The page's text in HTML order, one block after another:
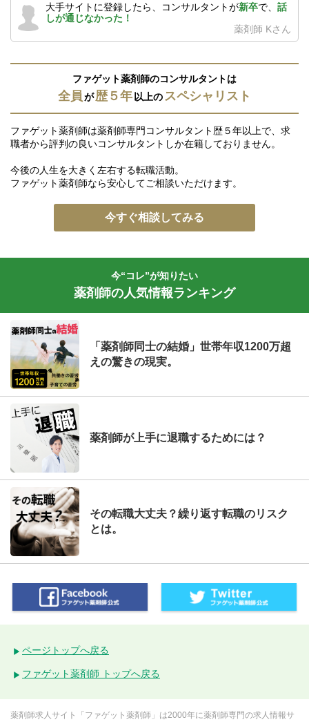
大手サイトに登録したら、コンサルタントが新卒で、 話
しが通じなかった！
薬剤師 Kさん
ファゲット薬剤師のコンサルタントは
全員が歴５年 以上の スペシャリスト
ファゲット薬剤師は薬剤師専門コンサルタント歴５年以上で、求
職者から評判の良いコンサルタントしか在籍しておりません。
今後の人生を大きく左右する転職活動。
ファゲット薬剤師なら安心してご相談いただけます。
今すぐ相談してみる
今“コレ”が知りたい
薬剤師の人気情報ランキング
「薬剤師同士の結婚」世帯年収1200万超
えの驚きの現実。
薬剤師が上手に退職するためには？
その転職大丈夫？繰り返す転職のリスク
とは。
ページトップへ戻る
ファゲット薬剤師 トップへ戻る
薬剤師求人サイト「ファゲット薬剤師」は2000年に薬剤師専門の求人情報サ